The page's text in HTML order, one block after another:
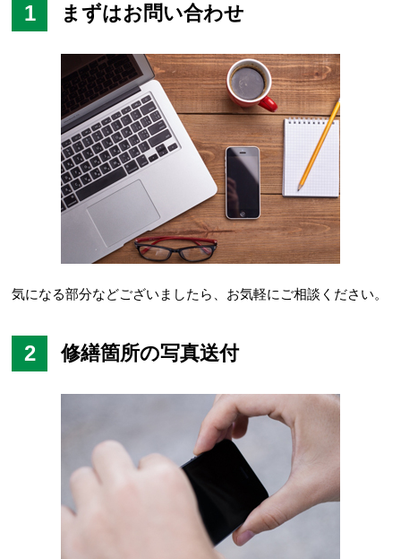
1 まずはお問い合わせ
気になる部分などございましたら、お気軽にご相談ください。
2 修繕箇所の写真送付